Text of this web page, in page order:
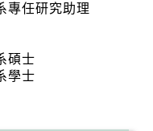
專任研究助理
碩士
學士